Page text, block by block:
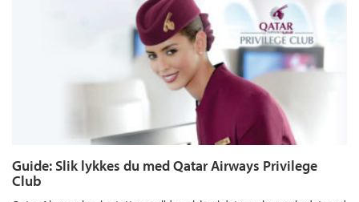
Guide: Slik lykkes du med Qatar Airways Privilege
Club